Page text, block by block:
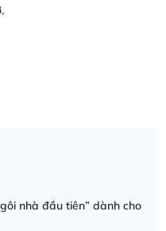
nhà đầu tiên” dành cho